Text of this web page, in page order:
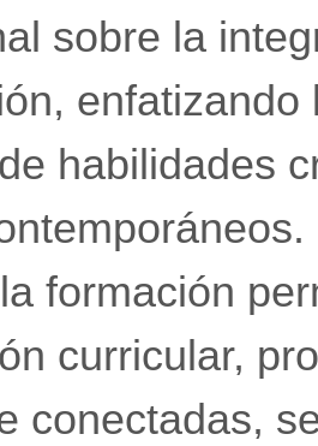
sobre la
habilidades
formación
curricular,
conectadas,